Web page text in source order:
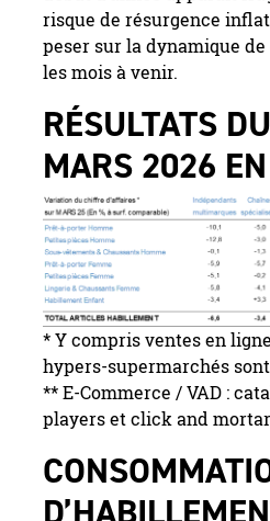
risque de résurgence
peser sur la dynamique
les mois à venir.
RÉSULTATS
MARS 2026
* Y compris ventes en
hypers-supermarchés
** E-Commerce / VAD :
players et click and